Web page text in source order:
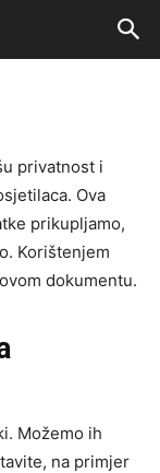
privatnost i
Ova
prikupljamo,
Korištenjem
dokumentu.
Možemo ih
na primjer